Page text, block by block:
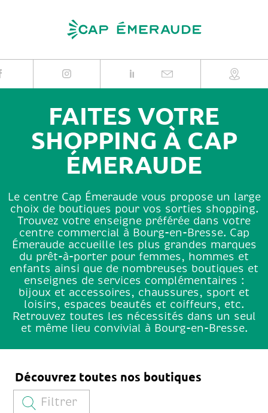
FAITES VOTRE
SHOPPING À CAP
ÉMERAUDE
Le centre Cap Émeraude vous propose un large
choix de boutiques pour vos sorties shopping.
Trouvez votre enseigne préférée dans votre
centre commercial à Bourg-en-Bresse. Cap
Émeraude accueille les plus grandes marques
du prêt-à-porter pour femmes, hommes et
enfants ainsi que de nombreuses boutiques et
enseignes de services complémentaires :
bijoux et accessoires, chaussures, sport et
loisirs, espaces beautés et coiffeurs, etc.
Retrouvez toutes les nécessités dans un seul
et même lieu convivial à Bourg-en-Bresse.
Découvrez toutes nos boutiques
Filtrer